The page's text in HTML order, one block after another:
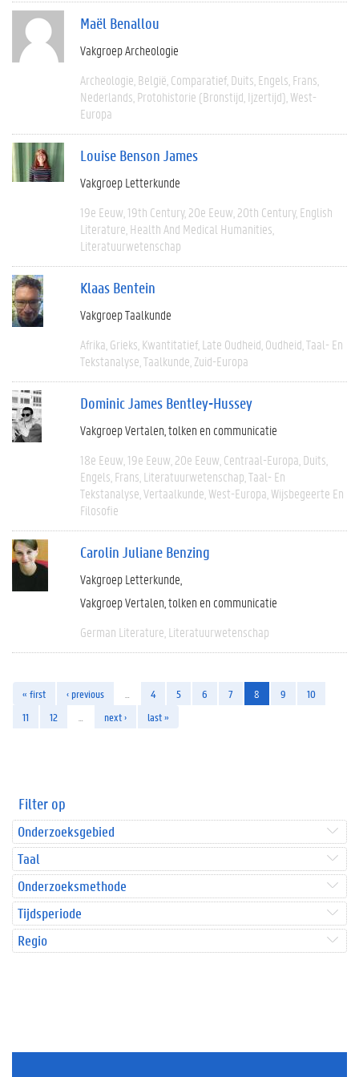
Maël Benallou
Vakgroep Archeologie
Archeologie België Comparatief Duits Engels Frans
Nederlands Protohistorie (bronstijd, Ijzertijd) West-
Europa
Louise Benson James
Vakgroep Letterkunde
19e Eeuw 19th Century 20e Eeuw 20th Century English
Literature Health And Medical Humanities
Literatuurwetenschap
Klaas Bentein
Vakgroep Taalkunde
Afrika Grieks Kwantitatief Late Oudheid Oudheid Taal- En
Tekstanalyse Taalkunde Zuid-Europa
Dominic James Bentley-Hussey
Vakgroep Vertalen, tolken en communicatie
18e Eeuw 19e Eeuw 20e Eeuw Centraal-Europa Duits
Engels Frans Literatuurwetenschap Taal- En
Tekstanalyse Vertaalkunde West-Europa Wijsbegeerte En
Filosofie
Carolin Juliane Benzing
Vakgroep Letterkunde
Vakgroep Vertalen, tolken en communicatie
German Literature Literatuurwetenschap
« first ‹ previous 4 5 6 7 8 9
10
11
12 next › last »
Filter op
Onderzoeksgebied
Taal
Onderzoeksmethode
Tijdsperiode
Regio